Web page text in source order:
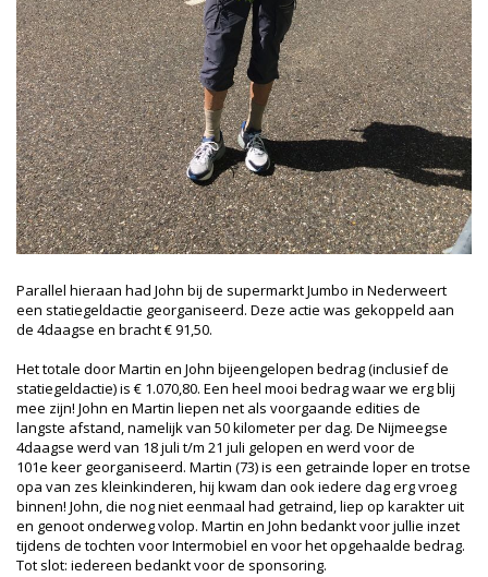
Parallel hieraan had John bij de supermarkt Jumbo in Nederweert
een statiegeldactie georganiseerd. Deze actie was gekoppeld aan
de 4daagse en bracht € 91,50.
Het totale door Martin en John bijeengelopen bedrag (inclusief de
statiegeldactie) is € 1.070,80. Een heel mooi bedrag waar we erg blij
mee zijn! John en Martin liepen net als voorgaande edities de
langste afstand, namelijk van 50 kilometer per dag. De Nijmeegse
4daagse werd van 18 juli t/m 21 juli gelopen en werd voor de
101e keer georganiseerd. Martin (73) is een getrainde loper en trotse
opa van zes kleinkinderen, hij kwam dan ook iedere dag erg vroeg
binnen! John, die nog niet eenmaal had getraind, liep op karakter uit
en genoot onderweg volop. Martin en John bedankt voor jullie inzet
tijdens de tochten voor Intermobiel en voor het opgehaalde bedrag.
Tot slot: iedereen bedankt voor de sponsoring.